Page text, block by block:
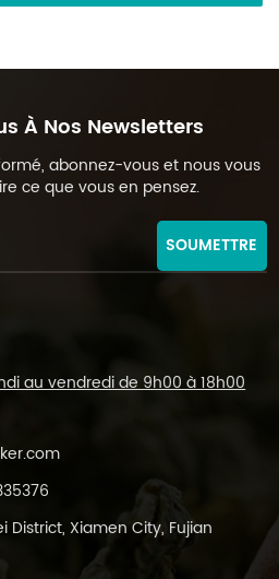
À Nos Newsletters
abonnez-vous et nous vous
ce que vous en pensez.
SOUMETTRE
au vendredi de 9h00 à 18h00
District, Xiamen City, Fujian